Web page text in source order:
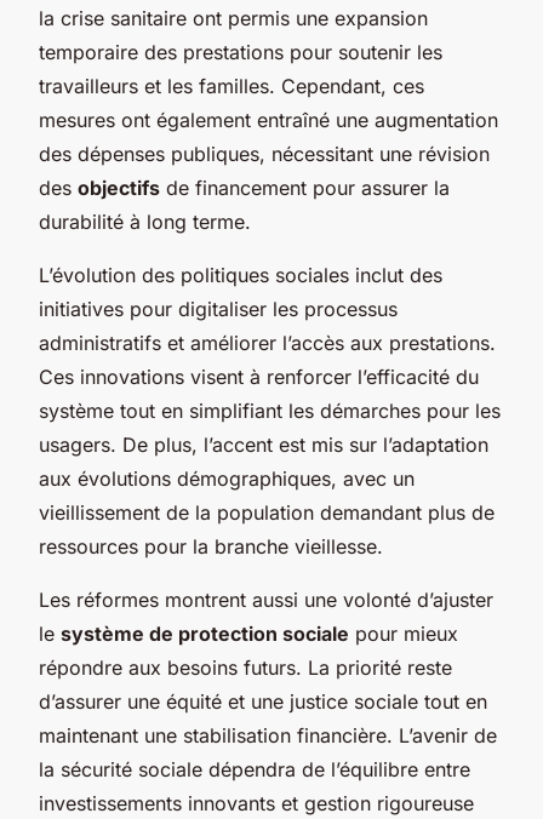
la crise sanitaire ont permis une expansion
temporaire des prestations pour soutenir les
travailleurs et les familles. Cependant, ces
mesures ont également entraîné une augmentation
des dépenses publiques, nécessitant une révision
des objectifs de financement pour assurer la
durabilité à long terme.
L’évolution des politiques sociales inclut des
initiatives pour digitaliser les processus
administratifs et améliorer l’accès aux prestations.
Ces innovations visent à renforcer l’efficacité du
système tout en simplifiant les démarches pour les
usagers. De plus, l’accent est mis sur l’adaptation
aux évolutions démographiques, avec un
vieillissement de la population demandant plus de
ressources pour la branche vieillesse.
Les réformes montrent aussi une volonté d’ajuster
le système de protection sociale pour mieux
répondre aux besoins futurs. La priorité reste
d’assurer une équité et une justice sociale tout en
maintenant une stabilisation financière. L’avenir de
la sécurité sociale dépendra de l’équilibre entre
investissements innovants et gestion rigoureuse